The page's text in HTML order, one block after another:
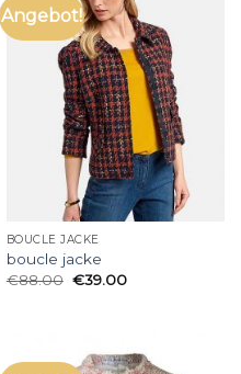
Angebot!
BOUCLE JACKE
boucle jacke
€88.00 €39.00